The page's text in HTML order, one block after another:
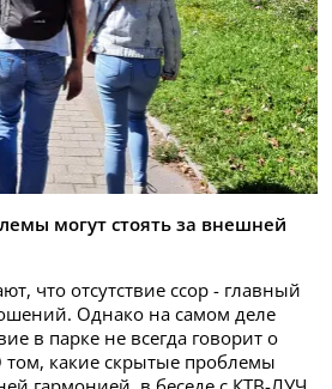
могут стоять за внешней
что отсутствие ссор - главный
Однако на самом деле
в парке не всегда говорит о
какие скрытые проблемы